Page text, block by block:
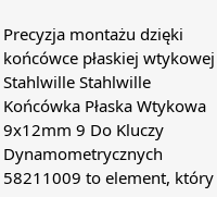
Precyzja montażu dzięki
końcówce płaskiej wtykowej
Stahlwille Stahlwille
Końcówka Płaska Wtykowa
9x12mm 9 Do Kluczy
Dynamometrycznych
58211009 to element, który